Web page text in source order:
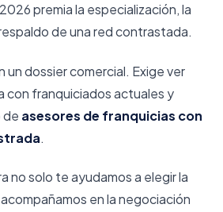
premia la especialización, la
de una red contrastada.
dossier comercial. Exige ver
con franquiciados actuales y
de asesores de franquicias con
.
no solo te ayudamos a elegir la
en la negociación